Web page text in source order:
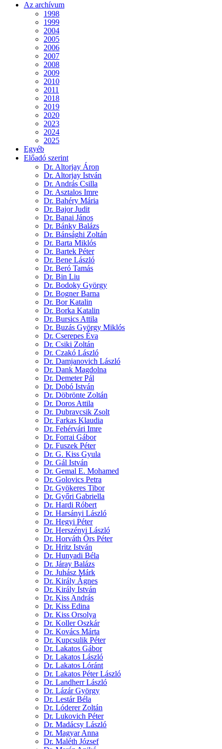
Az archívum
1998
1999
2004
2005
2006
2007
2008
2009
2010
2011
2018
2019
2020
2023
2024
2025
Egyéb
Előadó szerint
Dr. Altorjay Áron
Dr. Altorjay István
Dr. András Csilla
Dr. Asztalos Imre
Dr. Bahéry Mária
Dr. Bajor Judit
Dr. Banai János
Dr. Bánky Balázs
Dr. Bánsághi Zoltán
Dr. Barta Miklós
Dr. Bartek Péter
Dr. Bene László
Dr. Beró Tamás
Dr. Bin Liu
Dr. Bodoky György
Dr. Bogner Barna
Dr. Bor Katalin
Dr. Borka Katalin
Dr. Bursics Attila
Dr. Buzás György Miklós
Dr. Cserepes Éva
Dr. Csiki Zoltán
Dr. Czakó László
Dr. Damjanovich László
Dr. Dank Magdolna
Dr. Demeter Pál
Dr. Dobó István
Dr. Döbrönte Zoltán
Dr. Doros Attila
Dr. Dubravcsik Zsolt
Dr. Farkas Klaudia
Dr. Fehérvári Imre
Dr. Forrai Gábor
Dr. Fuszek Péter
Dr. G. Kiss Gyula
Dr. Gál István
Dr. Gemal E. Mohamed
Dr. Golovics Petra
Dr. Gyökeres Tibor
Dr. Győri Gabriella
Dr. Hardi Róbert
Dr. Harsányi László
Dr. Hegyi Péter
Dr. Herszényi László
Dr. Horváth Örs Péter
Dr. Hritz István
Dr. Hunyadi Béla
Dr. Járay Balázs
Dr. Juhász Márk
Dr. Király Ágnes
Dr. Király István
Dr. Kiss András
Dr. Kiss Edina
Dr. Kiss Orsolya
Dr. Koller Oszkár
Dr. Kovács Márta
Dr. Kupcsulik Péter
Dr. Lakatos Gábor
Dr. Lakatos László
Dr. Lakatos Lóránt
Dr. Lakatos Péter László
Dr. Landherr László
Dr. Lázár György
Dr. Lestár Béla
Dr. Lóderer Zoltán
Dr. Lukovich Péter
Dr. Madácsy László
Dr. Magyar Anna
Dr. Maléth József